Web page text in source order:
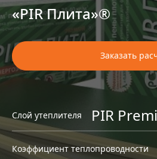
«PIR Плита»®
Заказать
Слой утеплителя PIR
Коэффициент теплопроводности